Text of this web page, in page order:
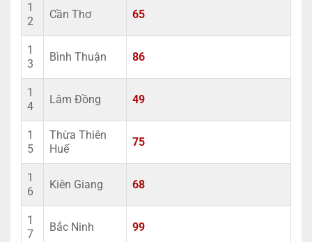
1
2
Cần Thơ 65
1
3
Bình Thuận 86
1
4
Lâm Đồng 49
1
5
Thừa Thiên
Huế
75
1
6
Kiên Giang 68
1
7
Bắc Ninh 99